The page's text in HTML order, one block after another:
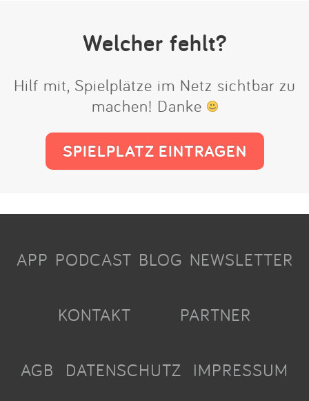
Welcher fehlt?
Hilf mit, Spielplätze im Netz sichtbar zu
machen! Danke
SPIELPLATZ EINTRAGEN
APP PODCAST BLOG NEWSLETTER
KONTAKT PARTNER
AGB DATENSCHUTZ IMPRESSUM